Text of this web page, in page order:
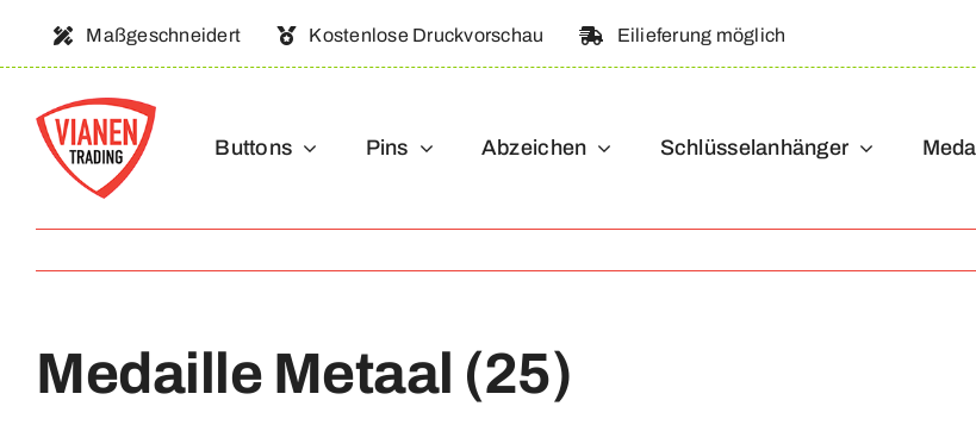
Maßgeschneidert Kostenlose Druckvorschau Eilieferung möglich
Buttons Pins Abzeichen Schlüsselanhänger
Medaille Metaal (25)